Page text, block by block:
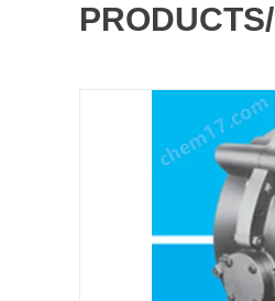
PRODUCTS/